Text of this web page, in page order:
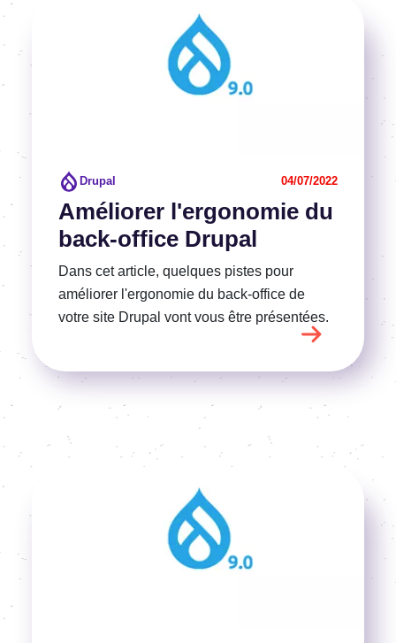
Améliorer l'ergonomie du
back-office Drupal
Drupal 04/07/2022
Dans cet article, quelques pistes pour
améliorer l'ergonomie du back-office de
votre site Drupal vont vous être présentées.
Image